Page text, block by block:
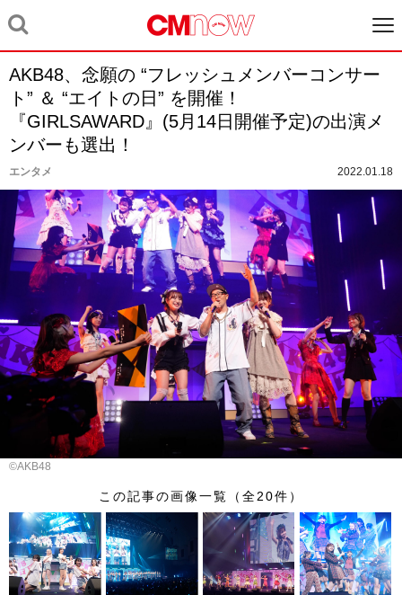
AKB48、念願の “フレッシュメンバーコンサー
ト” ＆ “エイトの日” を開催！
『GIRLSAWARD』(5⽉14⽇開催予定)の出演メ
ンバーも選出！
エンタメ 2022.01.18
©AKB48
この記事の画像一覧（全20件）